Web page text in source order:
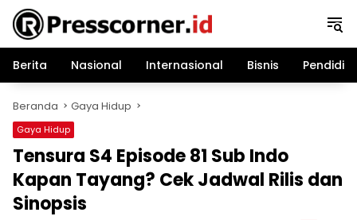
Langsung
konten
Berita
Nasional Internasional Bisnis
Beranda Gaya Hidup
Gaya Hidup
Tensura S4 Episode 81 Sub Indo
Kapan Tayang? Cek Jadwal Rilis dan
Sinopsis